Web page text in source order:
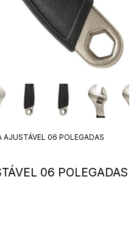
AJUSTÁVEL 06 POLEGADAS
06 POLEGADAS